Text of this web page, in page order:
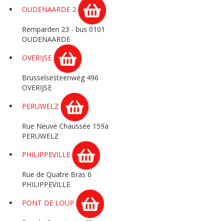
OUDENAARDE 2
Remparden 23 - bus 0101
OUDENAARDE
OVERIJSE
Brusselsesteenweg 496
OVERIJSE
PERUWELZ
Rue Neuve Chaussée 159a
PERUWELZ
PHILIPPEVILLE
Rue de Quatre Bras 6
PHILIPPEVILLE
PONT DE LOUP